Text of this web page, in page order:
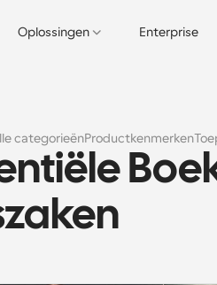
Oplossingen Enterprise
categorieënProductkenmerken